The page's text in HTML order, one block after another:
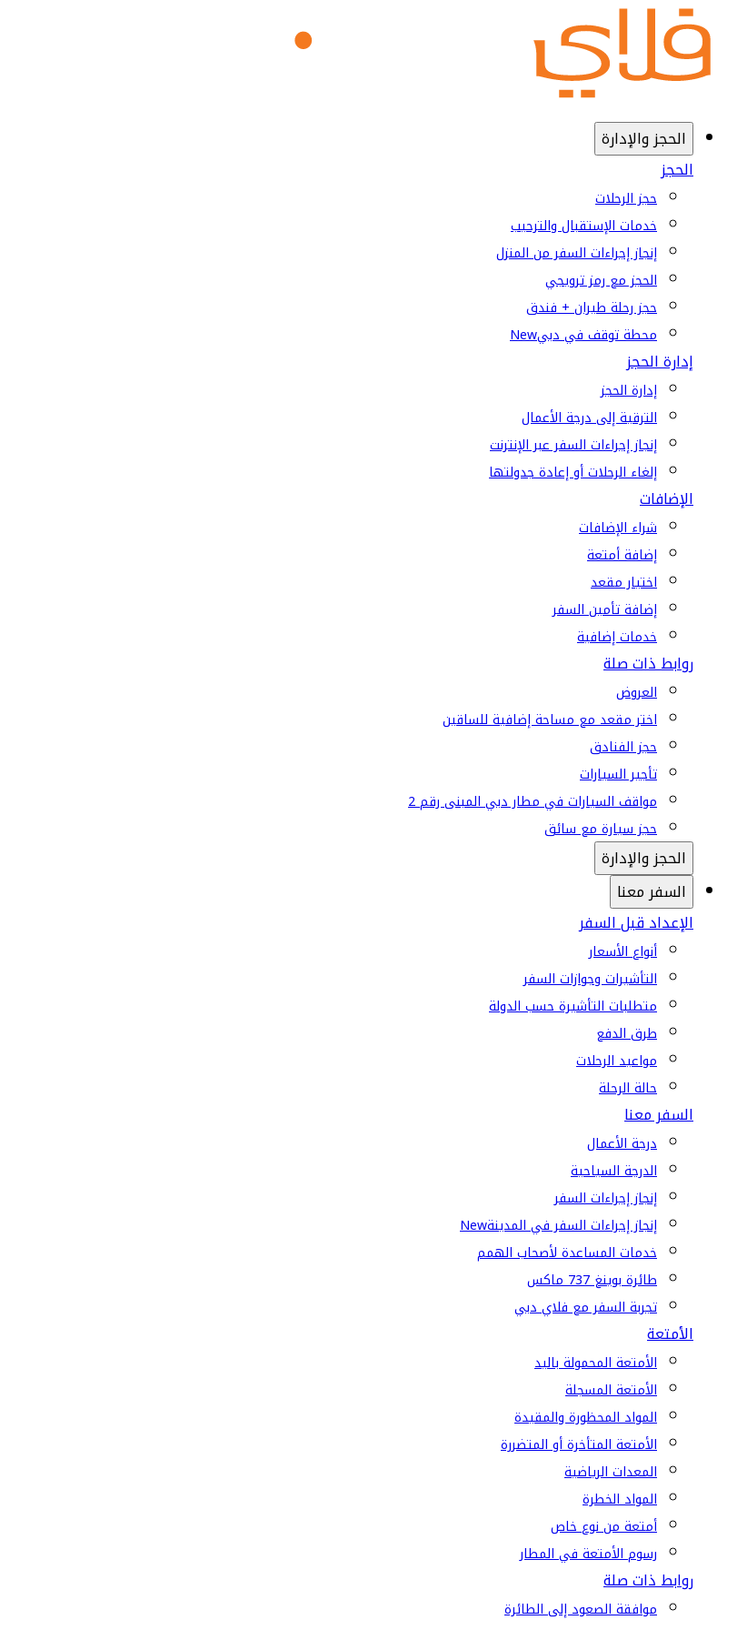
الحجز والإدارة
الحجز
حجز الرحلات
خدمات الإستقبال والترحيب
إنجاز إجراءات السفر من المنزل
الحجز مع رمز ترويجي
حجز رحلة طيران + فندق
محطة توقف في دبيNew
إدارة الحجز
إدارة الحجز
الترقية إلى درجة الأعمال
إنجاز إجراءات السفر عبر الإنترنت
إلغاء الرحلات أو إعادة جدولتها
الإضافات
شراء الإضافات
إضافة أمتعة
اختيار مقعد
إضافة تأمين السفر
خدمات إضافية
روابط ذات صلة
العروض
اختر مقعد مع مساحة إضافية للساقين
حجز الفنادق
تأجير السيارات
مواقف السيارات في مطار دبي المبنى رقم 2
حجز سيارة مع سائق
الحجز والإدارة
السفر معنا
الإعداد قبل السفر
أنواع الأسعار
التأشيرات وجوازات السفر
متطلبات التأشيرة حسب الدولة
طرق الدفع
مواعيد الرحلات
حالة الرحلة
السفر معنا
درجة الأعمال
الدرجة السياحية
إنجاز إجراءات السفر
إنجاز إجراءات السفر في المدينةNew
خدمات المساعدة لأصحاب الهمم
طائرة بوينغ 737 ماكس
تجربة السفر مع فلاي دبي
الأمتعة
الأمتعة المحمولة باليد
الأمتعة المسجلة
المواد المحظورة والمقيدة
الأمتعة المتأخرة أو المتضررة
المعدات الرياضية
المواد الخطرة
أمتعة من نوع خاص
رسوم الأمتعة في المطار
روابط ذات صلة
موافقة الصعود إلى الطائرة